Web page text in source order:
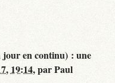
jour en continu) : une
19:14,parPaul